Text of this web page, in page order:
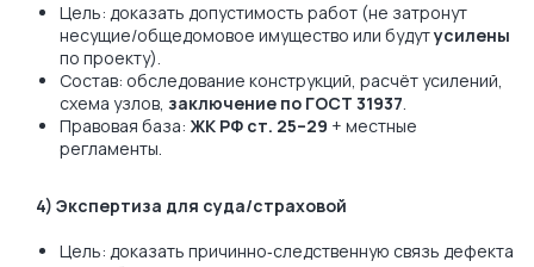
Цель: доказать допустимость работ (не затронут
несущие/общедомовое имущество или будутусилены
по проекту).
Состав: обследование конструкций, расчёт усилений,
схема узлов, заключение по ГОСТ 31937.
Правовая база: ЖК РФ ст. 25–29 + местные
регламенты.
4) Экспертиза для суда/страховой
Цель: доказать причинно‑следственную связь дефекта